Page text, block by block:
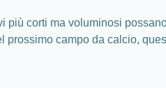
più corti ma voluminosi
prossimo campo da calcio,